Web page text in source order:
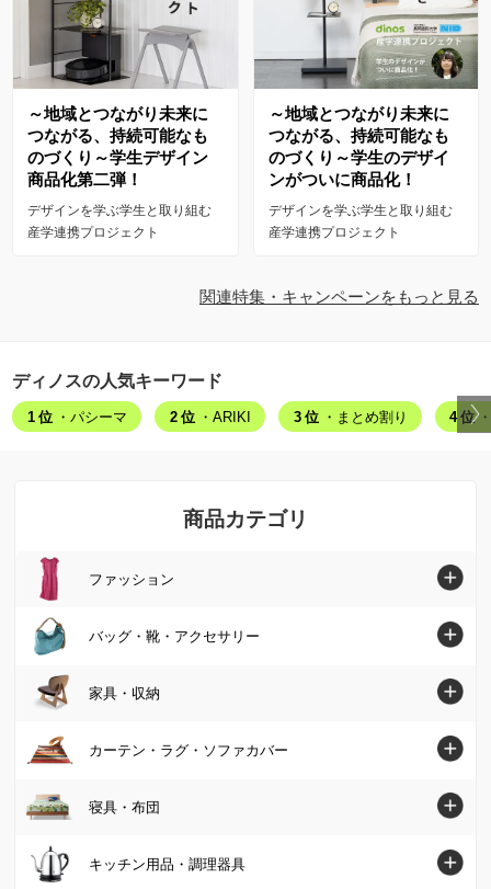
～地域とつながり未来に
つながる、持続可能なも
のづくり～学生デザイン
商品化第二弾！
デザインを学ぶ学生と取り組む
産学連携プロジェクト
～地域とつながり未来に
つながる、持続可能なも
のづくり～学生のデザイ
ンがついに商品化！
デザインを学ぶ学生と取り組む
産学連携プロジェクト
関連特集・キャンペーンをもっと見る
ディノスの人気キーワード
1位 ・パシーマ 2位 ・ARIKI 3位 ・まとめ割り 4位
商品カテゴリ
ファッション
ファッショントップへ
シャツ・ブラウス
チュニック
ワンピース
パンツ
バッグ・靴・アクセサリー
バッグ・靴・アクセサリートップへ
ブーツ
スニーカー・コンフォートシューズ
家具・収納
家具・収納トップへ
テーブル
カーテン・ラグ・ソファカバー
カーテン・ラグ・ソファカバートップへ
カーテン
寝具・布団
寝具・布団トップへ
キッチン用品・調理器具